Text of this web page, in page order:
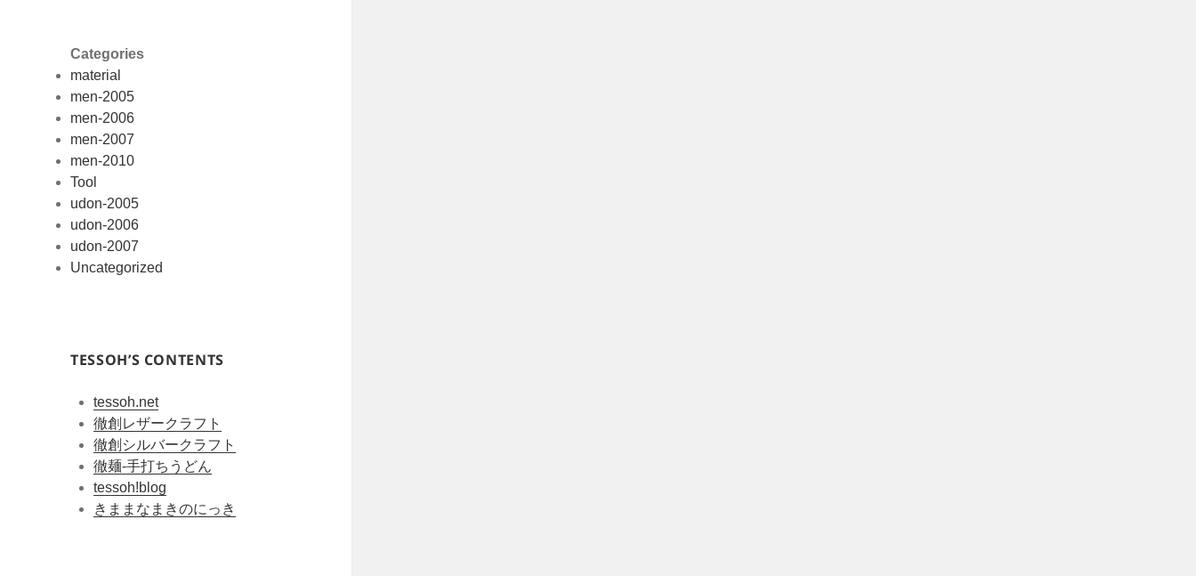
Categories
material
men-2005
men-2006
men-2007
men-2010
Tool
udon-2005
udon-2006
udon-2007
Uncategorized
TESSOH’S CONTENTS
tessoh.net
徹創レザークラフト
徹創シルバークラフト
徹麺-手打ちうどん
tessoh!blog
きままなまきのにっき